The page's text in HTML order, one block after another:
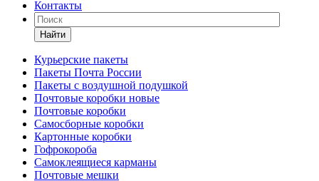
Контакты
Найти
Курьерские пакеты
Пакеты Почта России
Пакеты с воздушной подушкой
Почтовые коробки новые
Почтовые коробки
Самосборные коробки
Картонные коробки
Гофрокороба
Самоклеящиеся карманы
Почтовые мешки